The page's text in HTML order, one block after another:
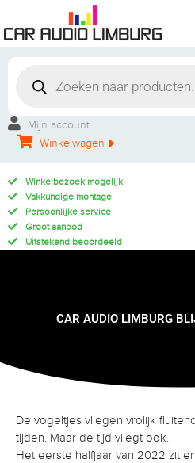
Mijn account
Winkelwagen
Winkelbezoek mogelijk
Vakkundige montage
Persoonlijke service
Groot aanbod
Uitstekend beoordeeld
CAR AUDIO LIMBURG
De vogeltjes vliegen vrolijk
tijden. Maar de tijd vliegt ook.
Het eerste halfjaar van 2022 zit